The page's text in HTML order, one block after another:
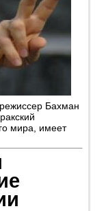
Бахман
мира, имеет